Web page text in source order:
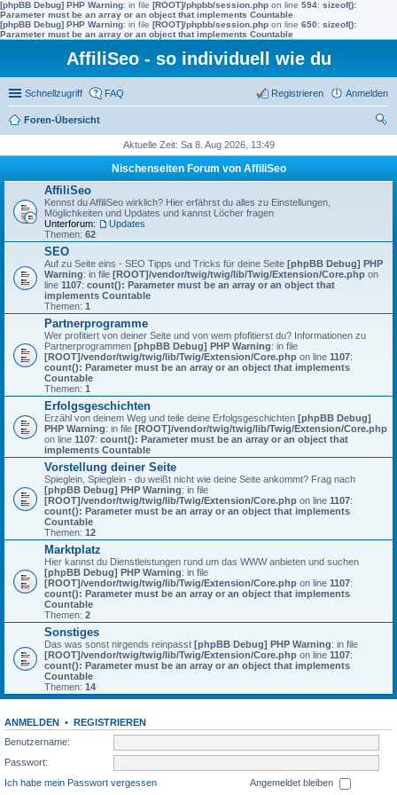
[phpBB Debug] PHP Warning: in file [ROOT]/phpbb/session.php on line 594: sizeof():
Parameter must be an array or an object that implements Countable
[phpBB Debug] PHP Warning: in file [ROOT]/phpbb/session.php on line 650: sizeof():
Parameter must be an array or an object that implements Countable
AffiliSeo - so individuell wie du
Schnellzugriff FAQ Anmelden
Registrieren
Foren-Übersicht
Aktuelle Zeit: Sa 8. Aug 2026, 13:49
Nischenseiten Forum von AffiliSeo
AffiliSeo
Kennst du AffiliSeo wirklich? Hier erfährst du alles zu Einstellungen,
Möglichkeiten und Updates und kannst Löcher fragen
Unterforum:
Updates
Themen: 62
SEO
Auf zu Seite eins - SEO Tipps und Tricks für deine Seite [phpBB Debug] PHP
Warning: in file [ROOT]/vendor/twig/twig/lib/Twig/Extension/Core.php on
line 1107: count(): Parameter must be an array or an object that
implements Countable
Themen: 1
Partnerprogramme
Wer profitiert von deiner Seite und von wem pfofitierst du? Informationen zu
Partnerprogrammen [phpBB Debug] PHP Warning: in file
[ROOT]/vendor/twig/twig/lib/Twig/Extension/Core.php on line 1107:
count(): Parameter must be an array or an object that implements
Countable
Themen: 1
Erfolgsgeschichten
Erzähl von deinem Weg und teile deine Erfolgsgeschichten [phpBB Debug]
PHP Warning: in file [ROOT]/vendor/twig/twig/lib/Twig/Extension/Core.php
on line 1107: count(): Parameter must be an array or an object that
implements Countable
Vorstellung deiner Seite
Spieglein, Spieglein - du weißt nicht wie deine Seite ankommt? Frag nach
[phpBB Debug] PHP Warning: in file
[ROOT]/vendor/twig/twig/lib/Twig/Extension/Core.php on line 1107:
count(): Parameter must be an array or an object that implements
Countable
Themen: 12
Marktplatz
Hier kannst du Dienstleistungen rund um das WWW anbieten und suchen
[phpBB Debug] PHP Warning: in file
[ROOT]/vendor/twig/twig/lib/Twig/Extension/Core.php on line 1107:
count(): Parameter must be an array or an object that implements
Countable
Themen: 2
Sonstiges
Das was sonst nirgends reinpasst [phpBB Debug] PHP Warning: in file
[ROOT]/vendor/twig/twig/lib/Twig/Extension/Core.php on line 1107:
count(): Parameter must be an array or an object that implements
Countable
Themen: 14
ANMELDEN • REGISTRIEREN
Benutzername:
Passwort:
Ich habe mein Passwort vergessen
Angemeldet bleiben